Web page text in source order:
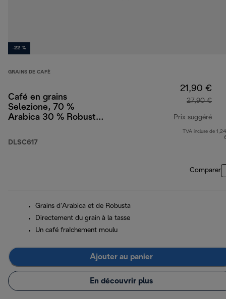
-22 %
GRAINS DE CAFÈ
Café en grains
Selezione, 70 %
Arabica 30 % Robusta,
DLSC617
21,90 €
27,90 €
Prix suggéré
prix
TVA incluse de
Comparer
Grains d’Arabica et de Robusta
Directement du grain à la tasse
Un café fraîchement moulu
Ajouter au panier
En découvrir plus